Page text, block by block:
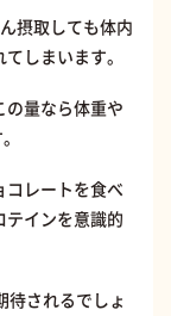
摂取しても体内
しまいます。
量なら体重や
コレートを食べ
テインを意識的
待されるでしょ